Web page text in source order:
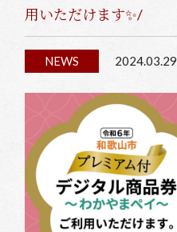
用いただけます✨/
NEWS 2024.03.29